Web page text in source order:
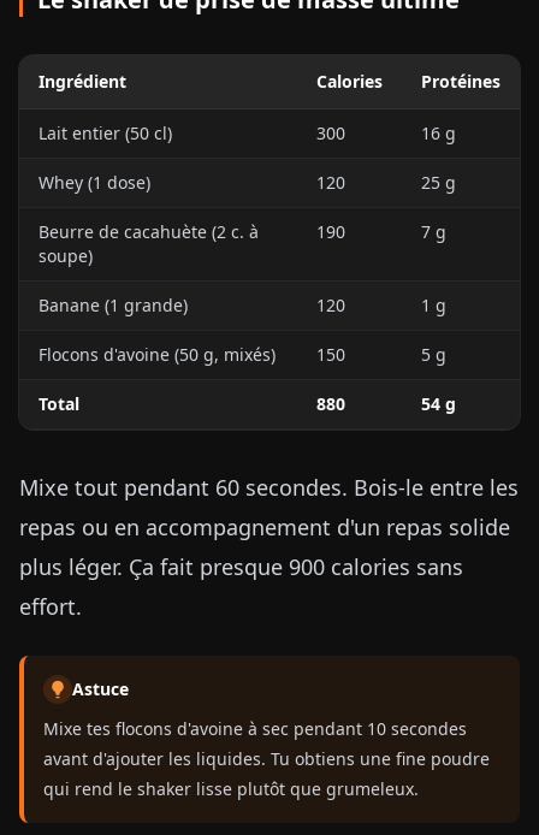
Ingrédient Calories Protéines
Lait entier (50 cl) 300 16 g
Whey (1 dose) 120 25 g
Beurre de cacahuète (2 c. à
soupe)
190 7 g
Banane (1 grande) 120 1 g
Flocons d'avoine (50 g, mixés) 150 5 g
Total 880 54 g
Mixe tout pendant 60 secondes. Bois-le entre les
repas ou en accompagnement d'un repas solide
plus léger. Ça fait presque 900 calories sans
effort.
Astuce
Mixe tes flocons d'avoine à sec pendant 10 secondes
avant d'ajouter les liquides. Tu obtiens une fine poudre
qui rend le shaker lisse plutôt que grumeleux.